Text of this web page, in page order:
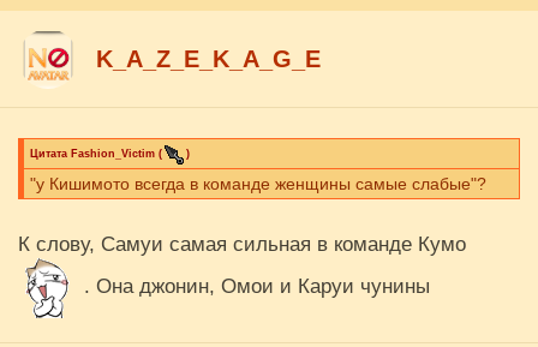
K_A_Z_E_K_A_G_E
Цитата Fashion_Victim ( )
"у Кишимото всегда в команде женщины самые слабые"?
К слову, Самуи самая сильная в команде Кумо
. Она джонин, Омои и Каруи чунины